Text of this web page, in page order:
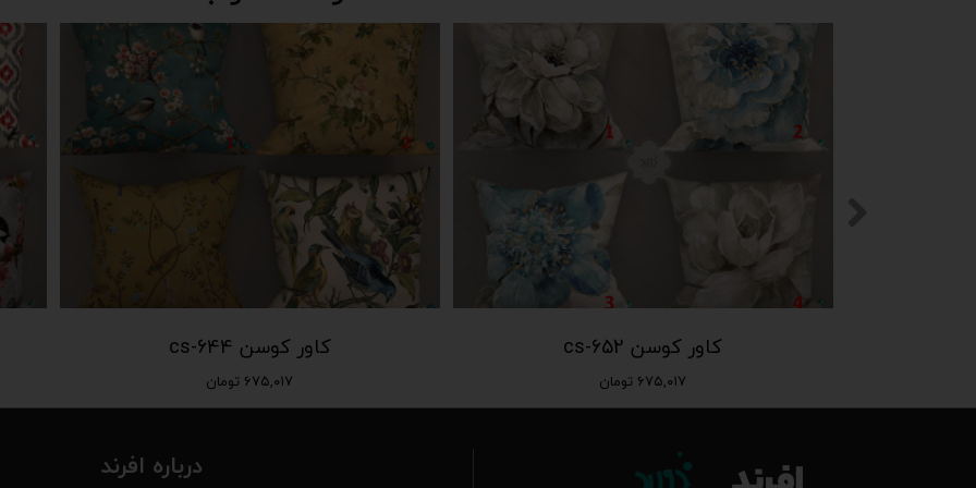
کاور کوسن cs-644
۶۷۵,۰۱۷ تومان
کاور کوسن cs-652
۶۷۵,۰۱۷ تومان
درباره افرند